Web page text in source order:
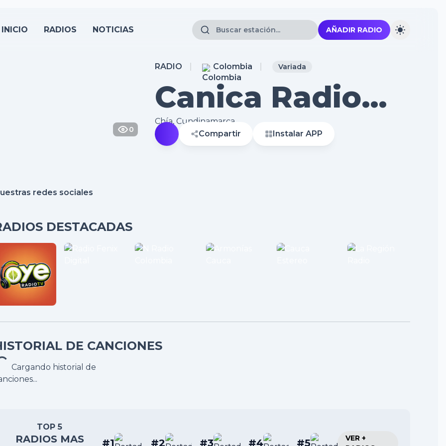
INICIO RADIOS NOTICIAS AÑADIR RADIO
RADIO Colombia Variada
Canica Radio
Online
0
Chía, Cundinamarca
Compartir
Instalar APP
redes sociales
DESTACADAS
DE CANCIONES
Cargando historial de
TOP 5
RADIOS MAS
#1 #2 #3 #4 #5
VER +